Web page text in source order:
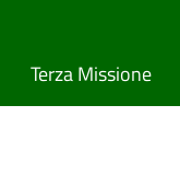
Terza Missione